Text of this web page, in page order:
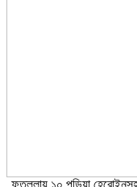
ফতুল্লায় ১০ পুড়িয়া